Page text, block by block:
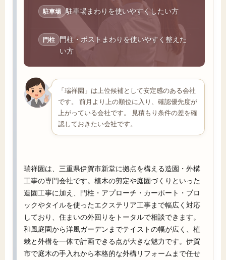
駐車場 駐車場まわりを使いやすくしたい方
門柱
門柱・ポストまわりを使いやすく整えた
い方
「瑞祥園」は上位候補として安定感のある会社
です。 前月より上の順位に入り、確認優先度が
上がっている会社です。 見積もり条件の差を確
認しておきたい会社です。
瑞祥園は、三重県伊賀市新堂に拠点を構える造園・外構
工事の専門会社です。植木の剪定や庭園づくりといった
造園工事に加え、門柱・アプローチ・カーポート・ブロ
ックやタイルを使ったエクステリア工事まで幅広く対応
しており、住まいの外回りをトータルで相談できます。
和風庭園から洋風ガーデンまでテイストの幅が広く、植
栽と外構を一体で計画できる点が大きな魅力です。伊賀
市で庭木の手入れから本格的な外構リフォームまで任せ